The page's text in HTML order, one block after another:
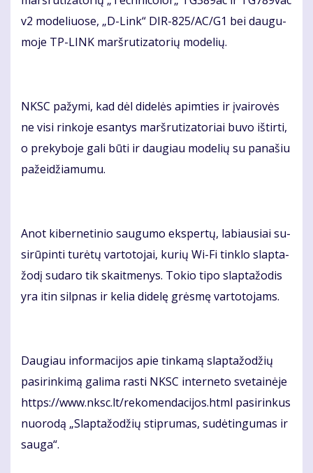
v2 mo­de­liuo­se, „D-Link“ DIR-825/AC/G1 bei dau­gu­
mo­je TP-LINK marš­ru­ti­za­to­rių mo­de­lių.
NKSC pa­žy­mi, kad dėl di­de­lės ap­im­ties ir įvai­ro­vės
ne vi­si rin­ko­je esan­tys marš­ru­ti­za­to­riai bu­vo iš­tir­ti,
o pre­ky­bo­je ga­li bū­ti ir dau­giau mo­de­lių su pa­na­šiu
pa­žei­džia­mu­mu.
Anot ki­ber­ne­ti­nio sau­gu­mo eks­per­tų, la­biau­siai su­
si­rū­pin­ti tu­rė­tų var­to­to­jai, ku­rių Wi-Fi tin­klo slap­ta­
žo­dį su­da­ro tik skait­me­nys. To­kio ti­po slap­ta­žo­dis
yra itin sil­pnas ir ke­lia di­de­lę grės­mę var­to­to­jams.
Dau­giau in­for­ma­ci­jos apie tin­ka­mą slap­ta­žo­džių
pa­si­rin­ki­mą ga­li­ma ras­ti NKSC in­ter­ne­to sve­tai­nė­je
https://www.nksc.lt/re­ko­men­da­ci­jos.html pa­si­rin­kus
nuo­ro­dą „Slap­ta­žo­džių stip­ru­mas, su­dė­tin­gu­mas ir
sau­ga“.